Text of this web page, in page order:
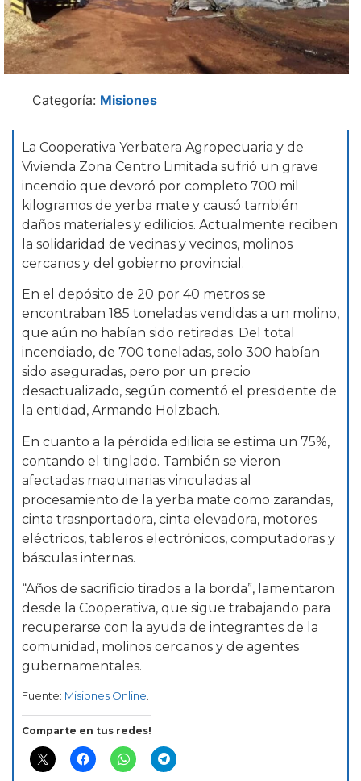
Categoría: Misiones
La Cooperativa Yerbatera Agropecuaria y de
Vivienda Zona Centro Limitada sufrió un grave
incendio que devoró por completo 700 mil
kilogramos de yerba mate y causó también
daños materiales y edilicios. Actualmente reciben
la solidaridad de vecinas y vecinos, molinos
cercanos y del gobierno provincial.
En el depósito de 20 por 40 metros se
encontraban 185 toneladas vendidas a un molino,
que aún no habían sido retiradas. Del total
incendiado, de 700 toneladas, solo 300 habían
sido aseguradas, pero por un precio
desactualizado, según comentó el presidente de
la entidad, Armando Holzbach.
En cuanto a la pérdida edilicia se estima un 75%,
contando el tinglado. También se vieron
afectadas maquinarias vinculadas al
procesamiento de la yerba mate como zarandas,
cinta trasnportadora, cinta elevadora, motores
eléctricos, tableros electrónicos, computadoras y
básculas internas.
“Años de sacrificio tirados a la borda”, lamentaron
desde la Cooperativa, que sigue trabajando para
recuperarse con la ayuda de integrantes de la
comunidad, molinos cercanos y de agentes
gubernamentales.
Fuente: Misiones Online
Comparte en tus redes!